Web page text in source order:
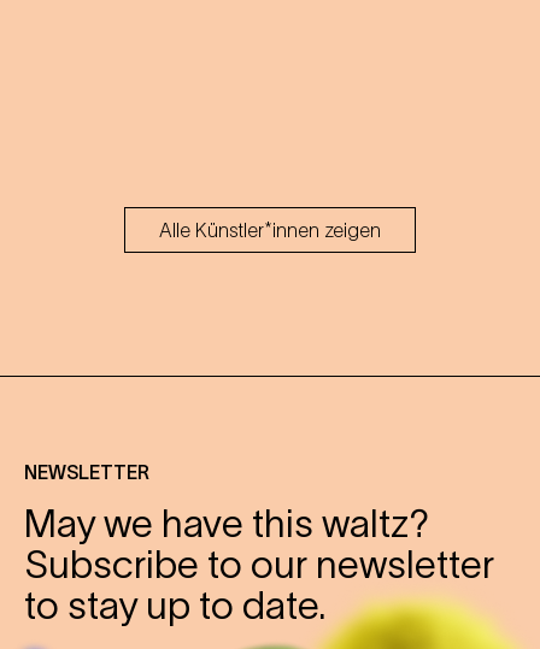
Alle Künstler*innen zeigen
NEWSLETTER
May we have this waltz?
Subscribe to our newsletter
to stay up to date.